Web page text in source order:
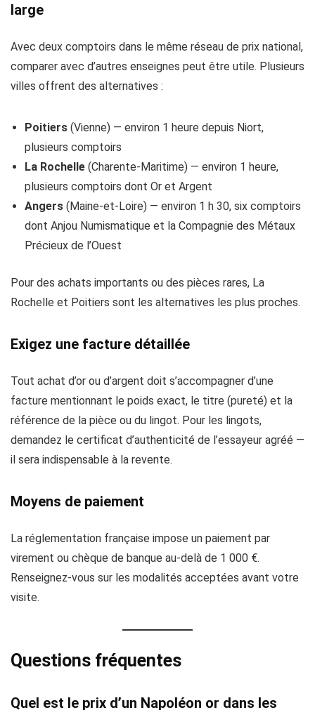
large
Avec deux comptoirs dans le même réseau de prix national,
comparer avec d’autres enseignes peut être utile. Plusieurs
villes offrent des alternatives :
Poitiers (Vienne) — environ 1 heure depuis Niort,
plusieurs comptoirs
La Rochelle (Charente-Maritime) — environ 1 heure,
plusieurs comptoirs dont Or et Argent
Angers (Maine-et-Loire) — environ 1 h 30, six comptoirs
dont Anjou Numismatique et la Compagnie des Métaux
Précieux de l’Ouest
Pour des achats importants ou des pièces rares, La
Rochelle et Poitiers sont les alternatives les plus proches.
Exigez une facture détaillée
Tout achat d’or ou d’argent doit s’accompagner d’une
facture mentionnant le poids exact, le titre (pureté) et la
référence de la pièce ou du lingot. Pour les lingots,
demandez le certificat d’authenticité de l’essayeur agréé —
il sera indispensable à la revente.
Moyens de paiement
La réglementation française impose un paiement par
virement ou chèque de banque au-delà de 1 000 €.
Renseignez-vous sur les modalités acceptées avant votre
visite.
Questions fréquentes
Quel est le prix d’un Napoléon or dans les